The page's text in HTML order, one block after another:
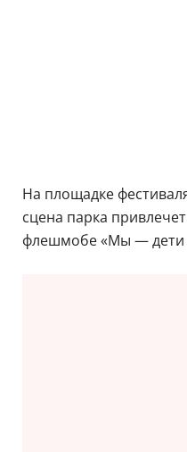
На площадке
сцена парка
флешмобе «Мы — дети